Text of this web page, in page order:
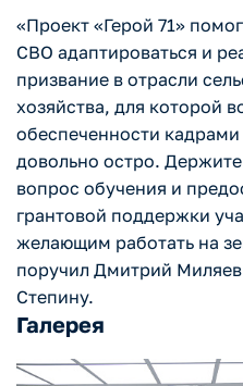
«Проект «Герой 71»
СВО адаптироваться и
призвание в отрасли
хозяйства, для которой
обеспеченности кадрами
довольно остро.
вопрос обучения и
грантовой поддержки
желающим работать на
поручил Дмитрий
Степину.
Галерея